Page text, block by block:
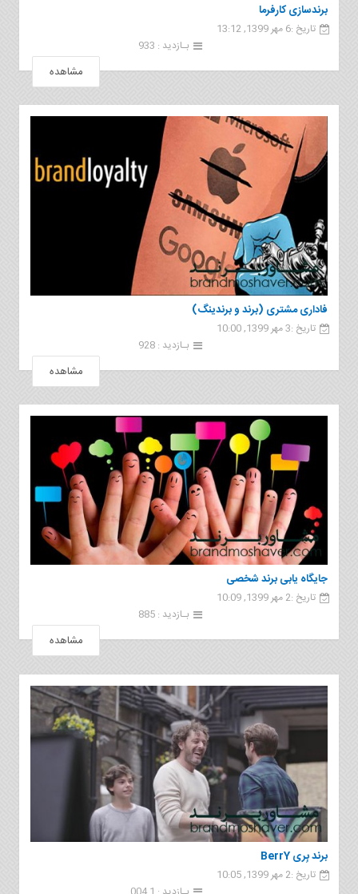
برندسازی کارفرما
تاریخ :6 مهر 1399, 13:12
بـازدید : 933
مشاهده
فاداری مشتری (برند و برندینگ)
تاریخ :3 مهر 1399, 10:00
بـازدید : 928
مشاهده
جایگاه یابی برند شخصی
تاریخ :2 مهر 1399, 10:09
بـازدید : 885
مشاهده
برند بِری BerrY
تاریخ :2 مهر 1399, 10:05